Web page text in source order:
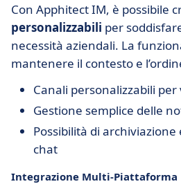
Con Apphitect IM, è possibile
personalizzabili per
necessità aziendali. La
mantenere il contesto e
Canali personalizzabili
Gestione semplice delle
Possibilità di
chat
Integrazione Multi-Piattaforma